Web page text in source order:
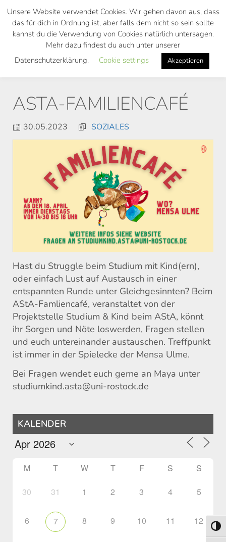
Skip
main
ASTA-FAMILIENCAFÉ
30.05.2023 SOZIALES
Hast du Struggle beim Studium mit Kind(ern),
oder einfach Lust auf Austausch in einer
entspannten Runde unter Gleichgesinnten? Beim
AStA-Famliencafé, veranstaltet von der
Projektstelle Studium & Kind beim AStA, könnt
ihr Sorgen und Nöte loswerden, Fragen stellen
und euch untereinander austauschen. Treffpunkt
ist immer in der Spielecke der Mensa Ulme.
Bei Fragen wendet euch gerne an Maya unter
studiumkind.asta@uni-rostock.de
KALENDER
M T W T F S S
30 31 1 2 3 4 5
6 7 8 9 10 11 12
Unsere Website verwendet Cookies. Wir gehen davon aus, dass
das für dich in Ordnung ist, aber falls dem nicht so sein sollte
kannst du die Verwendung von Cookies natürlich untersagen.
Mehr dazu findest du auch unter unserer
Datenschutzerklärung.
Cookie settings Akzeptieren